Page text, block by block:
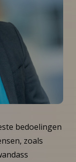
bedoelingen
zoals